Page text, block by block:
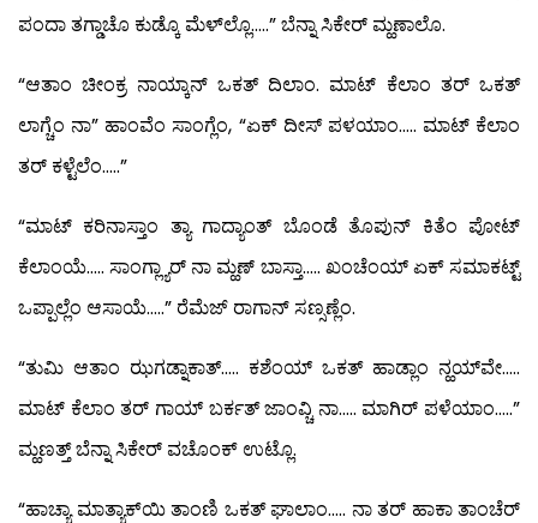
ಪಂದಾ ತಗ್ಡಾಚೊ ಕುಡ್ಕೊ ಮೆಳ್‍ಲ್ಲೊ…..” ಬೆನ್ನಾ ಸಿಕೇರ್ ಮ್ಹಣಾಲೊ.
“ಆತಾಂ ಚೀಂಕ್ರ ನಾಯ್ಕಾನ್ ಒಕತ್ ದಿಲಾಂ. ಮಾಟ್ ಕೆಲಾಂ ತರ್ ಒಕತ್
ಲಾಗ್ಚೆಂ ನಾ” ಹಾಂವೆಂ ಸಾಂಗ್ಲೆಂ, “ಏಕ್ ದೀಸ್ ಪಳಯಾಂ….. ಮಾಟ್ ಕೆಲಾಂ
ತರ್ ಕಳ್ಟೆಲೆಂ…..”
“ಮಾಟ್ ಕರಿನಾಸ್ತಾಂ ತ್ಯಾ ಗಾದ್ಯಾಂತ್ ಬೊಂಡೆ ತೊಪುನ್ ಕಿತೆಂ ಪೋಟ್
ಕೆಲಾಂಯೆ….. ಸಾಂಗ್ಲ್ಯಾರ್ ನಾ ಮ್ಹಣ್ ಬಾಸ್ತಾ….. ಖಂಚೆಂಯ್ ಏಕ್ ಸಮಾಕಟ್ಟ್
ಒಪ್ಪಾಲ್ಲೆಂ ಆಸಾಯೆ…..” ರೆಮೆಜ್ ರಾಗಾನ್ ಸಣ್ಸಣ್ಲೆಂ.
“ತುಮಿ ಆತಾಂ ಝಗಡ್ನಾಕಾತ್….. ಕಶೆಂಯ್ ಒಕತ್ ಹಾಡ್ಲಾಂ ನ್ಹಯ್‍ವೇ…..
ಮಾಟ್ ಕೆಲಾಂ ತರ್ ಗಾಯ್ ಬರ್ಕತ್ ಜಾಂವ್ಚಿ ನಾ….. ಮಾಗಿರ್ ಪಳೆಯಾಂ…..”
ಮ್ಹಣತ್ತ್ ಬೆನ್ನಾ ಸಿಕೇರ್ ವಚೊಂಕ್ ಉಟ್ಲೊ.
“ಹಾಚ್ಯಾ ಮಾತ್ಯಾಕ್‍ಯಿ ತಾಂಣಿ ಒಕತ್ ಘಾಲಾಂ….. ನಾ ತರ್ ಹಾಕಾ ತಾಂಚೆರ್